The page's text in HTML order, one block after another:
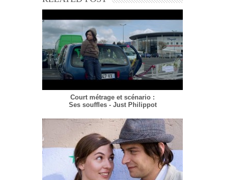
Court métrage et scénario :
Ses souffles - Just Philippot